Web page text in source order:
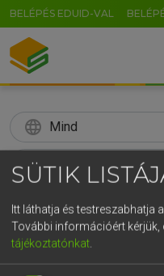
BELÉPÉS EDUID-VAL
language Mind
search
Díjmentes angol
SÜTIK
Itt láthatja és testreszabhatja
További információért kérjük,
tájékoztatónkat.
5 6 7 8